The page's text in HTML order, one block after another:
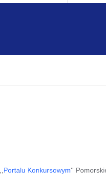
Portalu Konkursowym''